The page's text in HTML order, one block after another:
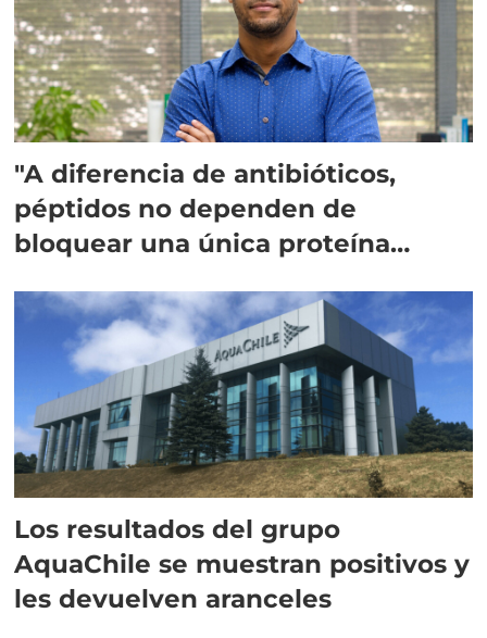
"A diferencia de antibióticos,
péptidos no dependen de
bloquear una única proteína
Los resultados del grupo
AquaChile se muestran positivos y
les devuelven aranceles